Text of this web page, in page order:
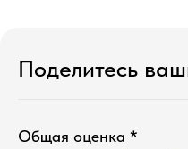
Поделитесь
Общая оценка *